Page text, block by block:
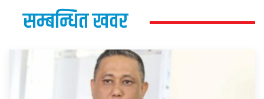
सम्बन्धित खवर